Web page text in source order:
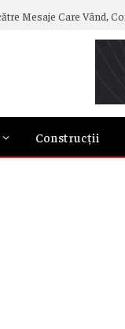
Construcții